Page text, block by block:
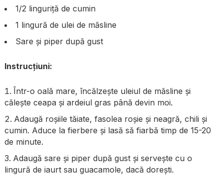
1/2 linguriță de cumin
1 lingură de ulei de măsline
Sare și piper după gust
Instrucțiuni:
Într-o oală mare, încălzește uleiul de măsline și
călește ceapa și ardeiul gras până devin moi.
Adaugă roșiile tăiate, fasolea roșie și neagră, chili și
cumin. Aduce la fierbere și lasă să fiarbă timp de 15-20
de minute.
Adaugă sare și piper după gust și servește cu o
lingură de iaurt sau guacamole, dacă dorești.